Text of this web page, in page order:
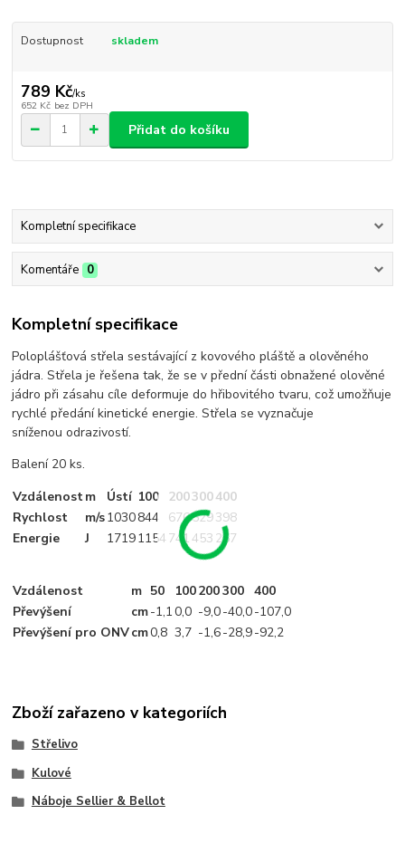
Dostupnost skladem
789 Kč/ks
652 Kč bez DPH
Přidat do košíku
Kompletní specifikace
Komentáře 0
Kompletní specifikace
Poloplášťová střela sestávající z kovového pláště a olověného
jádra. Střela je řešena tak, že se v přední části obnažené olověné
jádro při zásahu cíle deformuje do hřibovitého tvaru, což umožňuje
rychlé předání kinetické energie. Střela se vyznačuje
sníženou odrazivostí.
Balení 20 ks.
Vzdálenostm Ústí 100 200300400
Rychlost
m/s1030844 676529398
Energie
J 17191154 741453 257
Vzdálenost m 50 100200300 400
Převýšení
cm-1,10,0 -9,0-40,0-107,0
Převýšení pro ONVcm0,8 3,7 -1,6-28,9-92,2
Zboží zařazeno v kategoriích
Střelivo
Kulové
Náboje Sellier & Bellot